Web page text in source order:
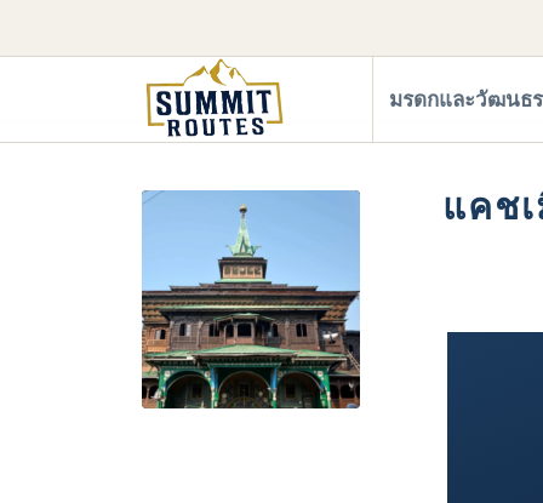
มรดกและวัฒนธ
แคช